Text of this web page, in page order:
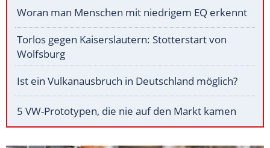
Woran man Menschen mit niedrigem EQ erkennt
Torlos gegen Kaiserslautern: Stotterstart von
Wolfsburg
Ist ein Vulkanausbruch in Deutschland möglich?
5 VW-Prototypen, die nie auf den Markt kamen